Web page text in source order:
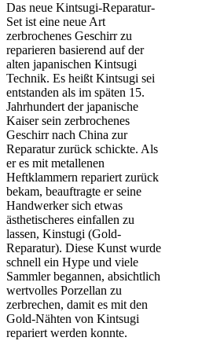
Das neue Kintsugi-Reparatur-
Set ist eine neue Art
zerbrochenes Geschirr zu
reparieren basierend auf der
alten japanischen Kintsugi
Technik. Es heißt Kintsugi sei
entstanden als im späten 15.
Jahrhundert der japanische
Kaiser sein zerbrochenes
Geschirr nach China zur
Reparatur zurück schickte. Als
er es mit metallenen
Heftklammern repariert zurück
bekam, beauftragte er seine
Handwerker sich etwas
ästhetischeres einfallen zu
lassen, Kinstugi (Gold-
Reparatur). Diese Kunst wurde
schnell ein Hype und viele
Sammler begannen, absichtlich
wertvolles Porzellan zu
zerbrechen, damit es mit den
Gold-Nähten von Kintsugi
repariert werden konnte.